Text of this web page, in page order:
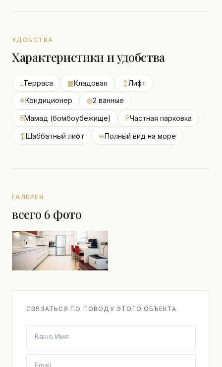
УДОБСТВА
Характеристики и удобства
⌂Терраса ▤Кладовая ↕Лифт
❄Кондиционер ◍2 ванные
⛨Мамад (бомбоубежище) PЧастная парковка
↕Шаббатный лифт ≋Полный вид на море
ГАЛЕРЕЯ
всего 6 фото
СВЯЗАТЬСЯ ПО ПОВОДУ ЭТОГО ОБЪЕКТА